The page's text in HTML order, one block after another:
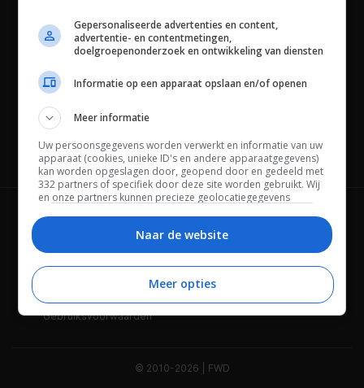
Channels
Wie is FWD Privacybeleid
Adverteren Contact
Gebruiksvoorwaarden
© 2010-2026 | FWD
Gepersonaliseerde advertenties en content,
advertentie- en contentmetingen,
doelgroepenonderzoek en ontwikkeling van diensten
Informatie op een apparaat opslaan en/of openen
Meer informatie
Uw persoonsgegevens worden verwerkt en informatie van uw
apparaat (cookies, unieke ID's en andere apparaatgegevens)
kan worden opgeslagen door, geopend door en gedeeld met
332 partners of specifiek door deze site worden gebruikt. Wij
en onze partners kunnen precieze geolocatiegegevens
Bepaalde leveranciers kunnen uw persoonsgegevens
beheren. Zoek onderaan deze pagina of in het sitemenu naar
een link om uw toestemming te beheren of in te trekken via de
privacy- en cookie-instellingen.
Naar de website
Meer opties